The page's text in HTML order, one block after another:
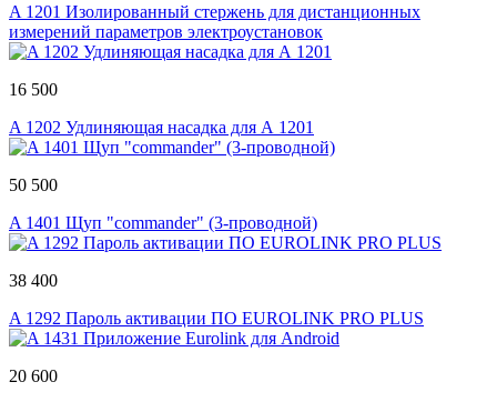
A 1201 Изолированный стержень для дистанционных
измерений параметров электроустановок
16 500
A 1202 Удлиняющая насадка для А 1201
50 500
A 1401 Щуп "commander" (3-проводной)
38 400
A 1292 Пароль активации ПО EUROLINK PRO PLUS
20 600